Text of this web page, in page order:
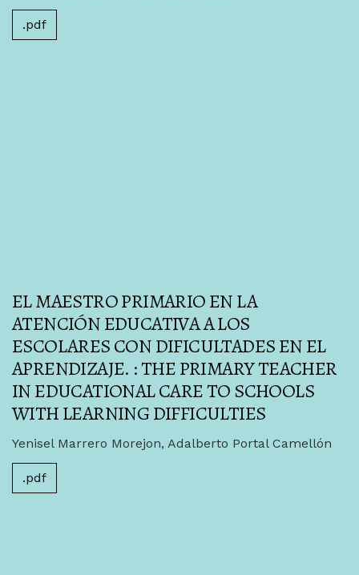
.pdf
EL MAESTRO PRIMARIO EN LA
ATENCIÓN EDUCATIVA A LOS
ESCOLARES CON DIFICULTADES EN EL
APRENDIZAJE. : THE PRIMARY TEACHER
IN EDUCATIONAL CARE TO SCHOOLS
WITH LEARNING DIFFICULTIES
Yenisel Marrero Morejon, Adalberto Portal Camellón
.pdf